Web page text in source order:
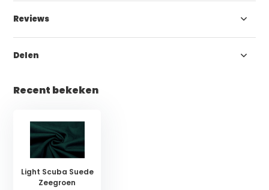
Reviews
Delen
Recent bekeken
Light Scuba Suede
Zeegroen